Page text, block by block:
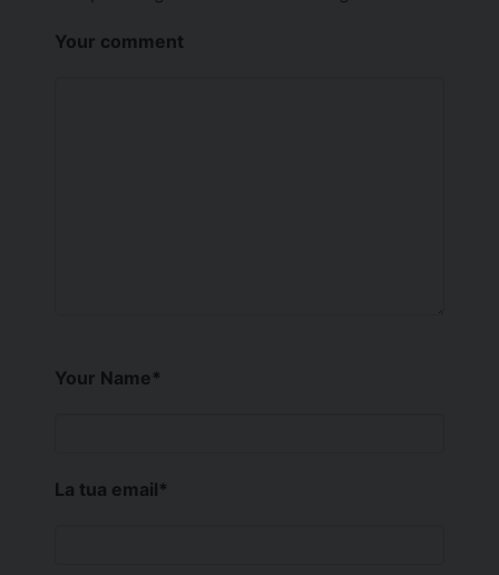
Your comment
Your Name*
La tua email*